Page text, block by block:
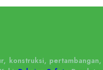
konstruksi,